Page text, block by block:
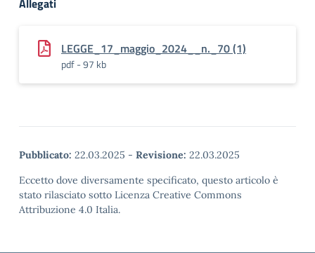
Allegati
LEGGE_17_maggio_2024__n._70 (1)
pdf - 97 kb
Pubblicato: 22.03.2025 - Revisione: 22.03.2025
Eccetto dove diversamente specificato, questo articolo è
stato rilasciato sotto Licenza Creative Commons
Attribuzione 4.0 Italia.